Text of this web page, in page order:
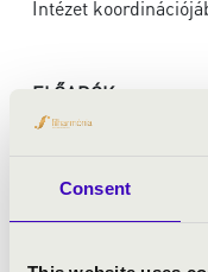
Consent
Intézet
ELŐADÓK: